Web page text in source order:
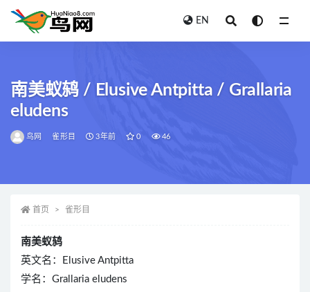
EN
南美蚁鸫 / Elusive Antpitta / Grallaria
eludens
鸟网 雀形目 3年前 0 46
首页 雀形目
南美蚁鸫
英文名：Elusive Antpitta
学名：Grallaria eludens